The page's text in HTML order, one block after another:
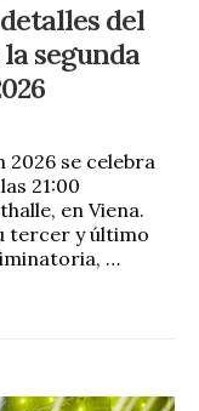
del
segunda
2026 se celebra
21:00
en Viena.
tercer y último
…